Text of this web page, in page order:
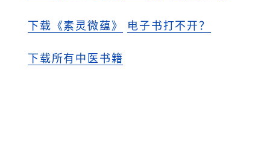
下载《素灵微蕴》 电子书打不开？
下载所有中医书籍